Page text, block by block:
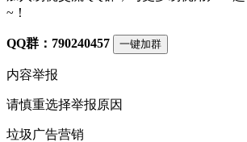
~！
QQ群：790240457 一键加群
内容举报
请慎重选择举报原因
垃圾广告营销